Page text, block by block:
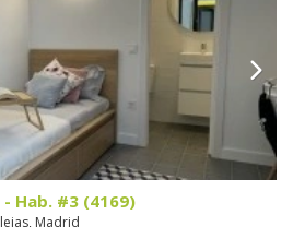
- Hab. #3 (4169)
Madrid